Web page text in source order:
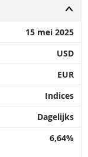
15 mei 2025
USD
EUR
Indices
Dagelijks
6,64%